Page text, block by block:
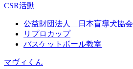
CSR活動
公益財団法人 日本盲導犬協会
リプロカップ
バスケットボール教室
マヴィくん